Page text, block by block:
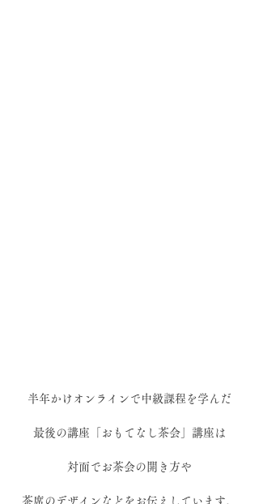
半年かけオンラインで中級課程を学んだ
最後の講座「おもてなし茶会」講座は
対面でお茶会の開き方や
茶席のデザインなどをお伝えしています。